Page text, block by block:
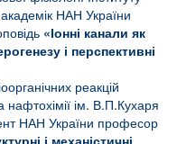
НАН України
«Іонні канали як
і перспективні
реакцій
нафтохімії ім. В.П.Кухаря
НАН України професор
і механістичні